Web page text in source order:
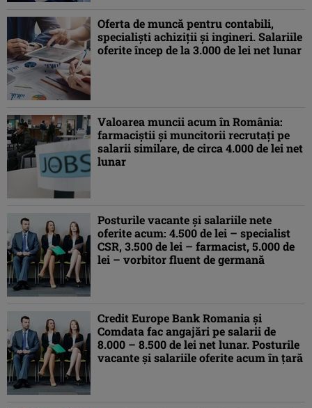
Oferta de muncă pentru contabili,
specialişti achiziţii şi ingineri. Salariile
oferite încep de la 3.000 de lei net lunar
Valoarea muncii acum în România:
farmaciştii şi muncitorii recrutaţi pe
salarii similare, de circa 4.000 de lei net
lunar
Posturile vacante şi salariile nete
oferite acum: 4.500 de lei – specialist
CSR, 3.500 de lei – farmacist, 5.000 de
lei – vorbitor fluent de germană
Credit Europe Bank Romania şi
Comdata fac angajări pe salarii de
8.000 – 8.500 de lei net lunar. Posturile
vacante şi salariile oferite acum în ţară